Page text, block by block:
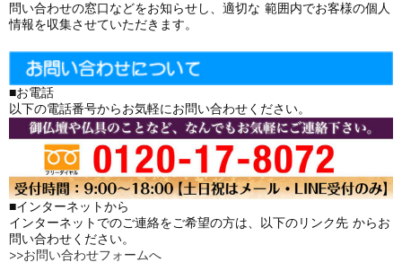
問い合わせの窓口などをお知らせし、適切な 範囲内でお客様の個人
情報を収集させていただきます。
■お電話
以下の電話番号からお気軽にお問い合わせください。
■インターネットから
インターネットでのご連絡をご希望の方は、以下のリンク先 からお
問い合わせください。
>>お問い合わせフォームへ